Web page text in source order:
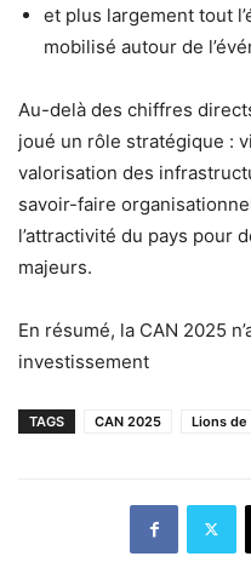
et plus largement tout
mobilisé autour de
Au-delà des chiffres
joué un rôle stratégique :
valorisation des
savoir-faire
l’attractivité du pays pour
majeurs.
En résumé, la CAN 2025
investissement
TAGS CAN 2025 Lions de